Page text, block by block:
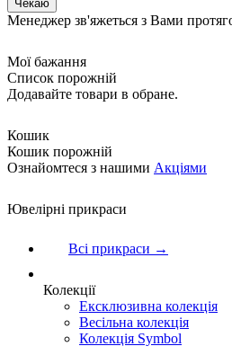
Менеджер зв'яжеться з Вами
Мої бажання
Список порожній
Додавайте товари в обране.
Кошик
Кошик порожній
Ознайомтеся з нашими Акціями
Ювелірні прикраси
Всі прикраси →
Колекції
Ексклюзивна колекція
Весільна колекція
Колекція Symbol